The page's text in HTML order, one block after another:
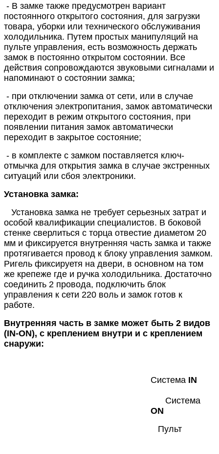
- В замке также предусмотрен вариант
постоянного открытого состояния, для загрузки
товара, уборки или технического обслуживания
холодильника. Путем простых манипуляций на
пульте управления, есть возможность держать
замок в постоянно открытом состоянии. Все
действия сопровождаются звуковыми сигналами и
напоминают о состоянии замка;
- при отключении замка от сети, или в случае
отключения электропитания, замок автоматически
переходит в режим открытого состояния, при
появлении питания замок автоматически
переходит в закрытое состояние;
- в комплекте с замком поставляется ключ-
отмычка для открытия замка в случае экстренных
ситуаций или сбоя электроники.
Установка замка:
Установка замка не требует серьезных затрат и
особой квалификации специалистов. В боковой
стенке сверлиться с торца отвестие диаметом 20
мм и фиксируется внутренняя часть замка и также
протягивается провод к блоку управления замком.
Ригель фиксируетя на двери, в основном на том
же крепеже где и ручка холодильника. Достаточно
соединить 2 провода, подключить блок
управления к сети 220 воль и замок готов к
работе.
Внутренняя часть в замке может быть 2 видов
(IN-ON), с креплением внутри и с креплением
снаружи:
Система IN
Система
ON
Пульт